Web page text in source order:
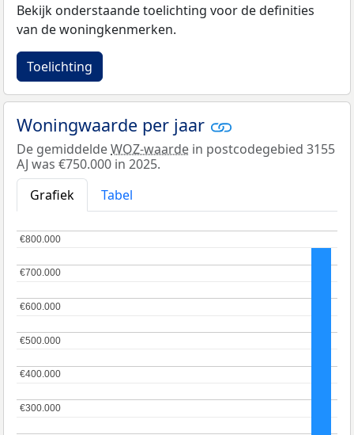
Bekijk onderstaande toelichting voor de definities
van de woningkenmerken.
Toelichting
Woningwaarde per jaar
De gemiddeldeWOZ-waarde in postcodegebied 3155
AJ was €750.000 in 2025.
Grafiek
Tabel
€300.000
€300.000
€400.000
€400.000
€500.000
€500.000
€600.000
€600.000
€700.000
€700.000
€800.000
€800.000